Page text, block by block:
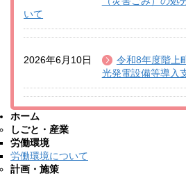
いて
2026年6月10日
令和8年度階上
光発電設備等導入
ホーム
しごと・産業
労働環境
労働環境について
計画・施策